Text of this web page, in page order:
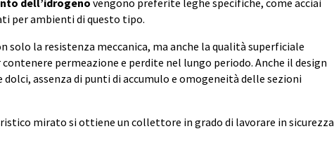
dell’idrogeno vengono preferite leghe specifiche, come acciai
per ambienti di questo tipo.
solo la resistenza meccanica, ma anche la qualità superficiale
permeazione e perdite nel lungo periodo. Anche il design
assenza di punti di accumulo e omogeneità delle sezioni
mirato si ottiene un collettore in grado di lavorare in sicurezza